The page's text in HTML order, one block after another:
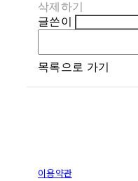
삭제하기
글쓴이
목록으로 가기
이용약관